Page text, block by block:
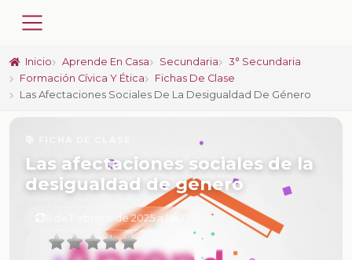
Inicio Aprende En Casa Secundaria
3° Secundaria
Formación Cívica Y Ética
Fichas De Clase
Las Afectaciones Sociales De La Desigualdad De Género
Las afectaciones sociales de la
desigualdad de género
6 de Febrero de 2025 a las 17:15